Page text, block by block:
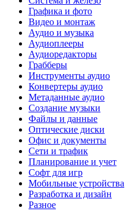
Графика и фото
Видео и монтаж
Аудио и музыка
Аудиоплееры
Аудиоредакторы
Грабберы
Инструменты аудио
Конвертеры аудио
Метаданные аудио
Создание музыки
Файлы и данные
Оптические диски
Офис и документы
Сети и трафик
Планирование и учет
Софт для игр
Мобильные устройства
Разработка и дизайн
Разное